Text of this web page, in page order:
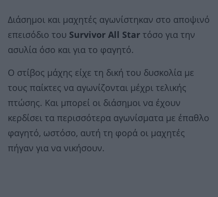
Διάσημοι και μαχητές αγωνίστηκαν στο αποψινό
επεισόδιο του Survivor All Star τόσο για την
ασυλία όσο και για το φαγητό.
Ο στίβος μάχης είχε τη δική του δυσκολία με
τους παίκτες να αγωνίζονται μέχρι τελικής
πτώσης. Και μπορεί οι διάσημοι να έχουν
κερδίσει τα περισσότερα αγωνίσματα με έπαθλο
φαγητό, ωστόσο, αυτή τη φορά οι μαχητές
πήγαν για να νικήσουν.